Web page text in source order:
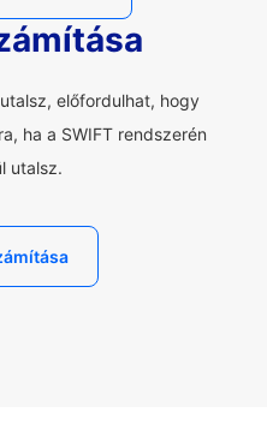
előfordulhat, hogy
ha a SWIFT rendszerén
utalsz.